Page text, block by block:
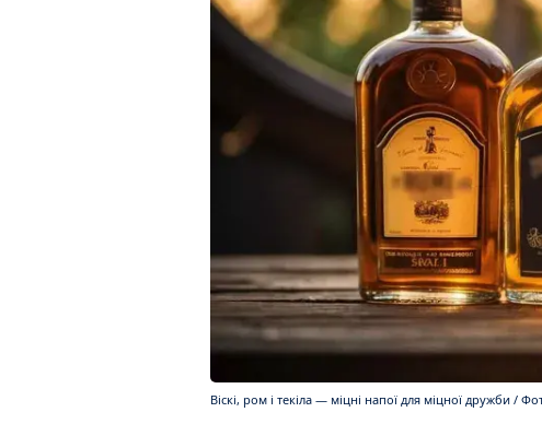
Віскі, ром і текіла — міцні напої для міцної дружби /